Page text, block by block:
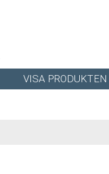
VISA PRODUKTEN